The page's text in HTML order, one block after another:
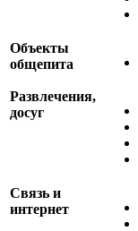
Объекты
общепита
Развлечения,
досуг
Cвязь и
интернет